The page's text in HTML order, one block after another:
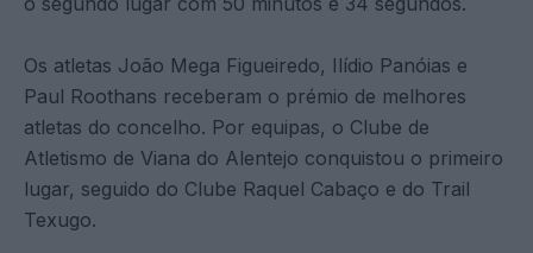
Os atletas João Mega Figueiredo, Ilídio Panóias e
Paul Roothans receberam o prémio de melhores
atletas do concelho. Por equipas, o Clube de
Atletismo de Viana do Alentejo conquistou o primeiro
lugar, seguido do Clube Raquel Cabaço e do Trail
Texugo.